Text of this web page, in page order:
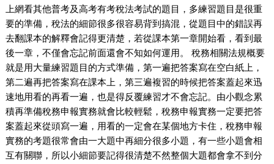
上網看其他普考及高考有考稅法考試的題目，多練習題目是很重
要的準備，稅法的細節很多很容易背到搞混，從題目中的錯誤再
去翻課本的解釋會記得更清楚，若從課本第一章開始看，看到最
後一章，不僅會忘記前面還會不知如何運用。 稅務相關法規概要
就是用大量練習題目的方式準備，第一遍把答案寫在空白紙上，
第二遍再把答案寫在課本上，第三遍複習的時候把答案蓋起來迅
速地用看的再看一遍，也是得反覆練習才不會忘記。由小觀念累
積再準備稅務申報實務就會比較輕鬆，稅務申報實務一定要把答
案蓋起來從頭寫一遍，用看的一定會在某個地方卡住，稅務申報
實務的考題很常會由一大題中再細分很多小題，有一些小題會相
互有關聯，所以小細節要記得很清楚不然整個大題都會拿不到分